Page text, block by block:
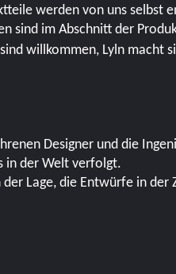
werden von uns selbst
sind im Abschnitt der
willkommen, Lyln macht
Designer und die
in der Welt verfolgt.
Lage, die Entwürfe in der